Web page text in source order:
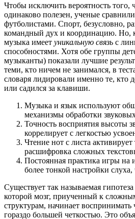
Чтобы исключить вероятность
одинаково полезен, ученые
футболистами. Спорт, безусловно,
командный дух и координацию. Но,
музыка имеет уникальную связь с
способностями. Хотя обе группы
музыканты) показали лучшие
теми, кто ничем не занимался, в
словаря лидировали именно те, кто
или садился за клавиши.
Музыка и язык используют
механизмы обработки
Точность восприятия высоты
коррелирует с легкостью
Чтение нот с листа
расшифровка сложных
Постоянная практика игры на
более тонкой настройки
Существует так называемая
которой мозг, приученный к
структурам, начинает воспринимать
гораздо большей четкостью. Это